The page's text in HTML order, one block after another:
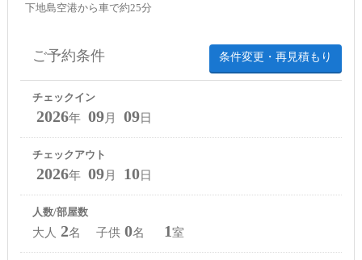
下地島空港から車で約25分
条件変更・再見積もり
ご予約条件
チェックイン
2026年 09月 09日
チェックアウト
2026年 09月 10日
人数/部屋数
大人 2名 子供 0名 1室